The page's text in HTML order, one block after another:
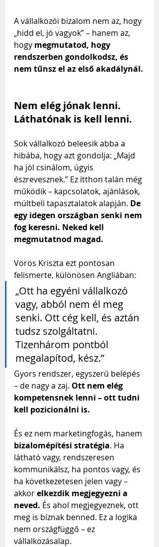
A vállalkozói bizalom nem az, hogy
„hidd el, jó vagyok” – hanem az,
hogy megmutatod, hogy
rendszerben gondolkodsz, és
nem tűnsz el az első akadálynál.
Nem elég jónak lenni.
Láthatónak is kell lenni.
Sok vállalkozó beleesik abba a
hibába, hogy azt gondolja: „Majd
ha jól csinálom, úgyis
észrevesznek.” Ez itthon talán még
működik – kapcsolatok, ajánlások,
múltbeli tapasztalatok alapján. De
egy idegen országban senki nem
fog keresni. Neked kell
megmutatnod magad.
Vörös Kriszta ezt pontosan
felismerte, különösen Angliában:
„Ott ha egyéni vállalkozó
vagy, abból nem él meg
senki. Ott cég kell, és aztán
tudsz szolgáltatni.
Tizenhárom pontból
megalapítod, kész.”
Gyors rendszer, egyszerű belépés
– de nagy a zaj. Ott nem elég
kompetensnek lenni – ott tudni
kell pozicionálni is.
És ez nem marketingfogás, hanem
bizalomépítési stratégia. Ha
látható vagy, rendszeresen
kommunikálsz, ha pontos vagy, és
ha következetesen jelen vagy –
akkor elkezdik megjegyezni a
neved. És ahol megjegyeznek, ott
meg is bíznak benned. Ez a logika
nem országfüggő – ez
vállalkozásalap.